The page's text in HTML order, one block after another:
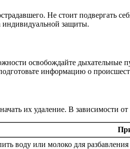
Не стоит
индивидуальной защиты.
освобождайте дыхательные
информацию о
их удаление. В зависимости от
воду или молоко для